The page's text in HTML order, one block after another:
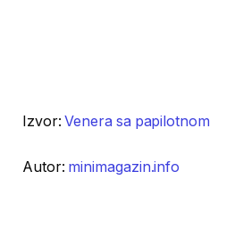
Izvor:Venera sa papilotnom
Autor: minimagazin.info